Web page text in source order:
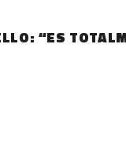
“ES